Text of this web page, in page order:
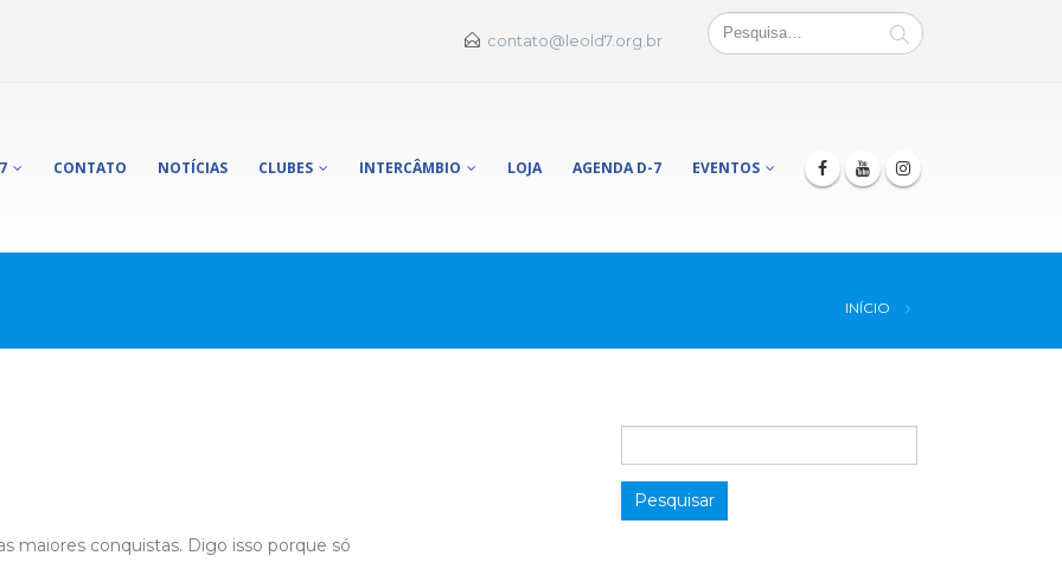
contato@leold7.org.br
CONTATO NOTÍCIAS CLUBES INTERCÂMBIO LOJA AGENDA D-7 EVENTOS
INÍCIO
maiores conquistas. Digo isso porque só